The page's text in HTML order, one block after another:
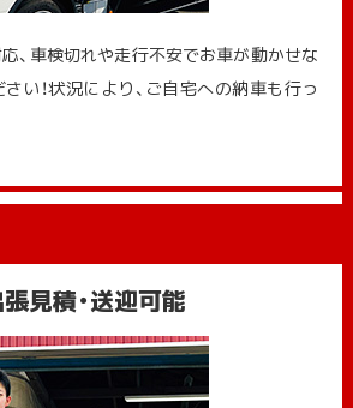
、車検切れや走行不安でお車が動かせな
い！状況により、ご自宅への納⾞も⾏っ
見積・送迎可能